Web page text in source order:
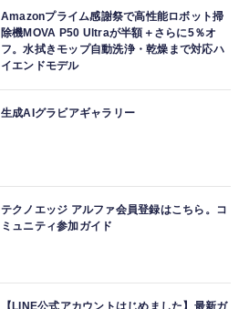
Amazonプライム感謝祭で高性能ロボット掃
除機MOVA P50 Ultraが半額＋さらに5％オ
フ。水拭きモップ自動洗浄・乾燥まで対応ハ
イエンドモデル
生成AIグラビアギャラリー
テクノエッジ アルファ会員登録はこちら。コ
ミュニティ参加ガイド
【LINE公式アカウントはじめました】最新ガ